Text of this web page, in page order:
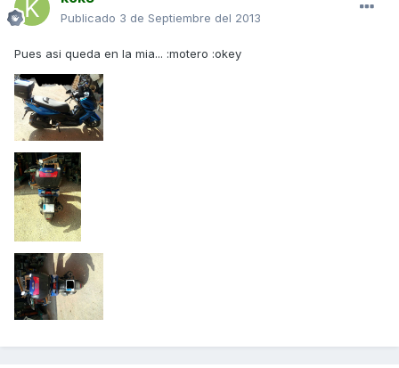
Publicado 3 de Septiembre del 2013
Pues asi queda en la mia... :motero :okey